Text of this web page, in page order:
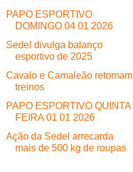
PAPO ESPORTIVO
DOMINGO 04 01 2026
Sedel divulga balanço
esportivo de 2025
Cavalo e Camaleão retomam
treinos
PAPO ESPORTIVO QUINTA
FEIRA 01 01 2026
Ação da Sedel arrecarda
mais de 500 kg de roupas